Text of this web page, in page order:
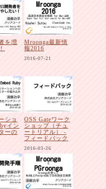
を増
Mroonga最新情
報2016
2016-07-21
ショ
イン
ーの
OSS Gateワーク
ショップ（チュ
ートリアル） -
フィードバック
2016-03-26